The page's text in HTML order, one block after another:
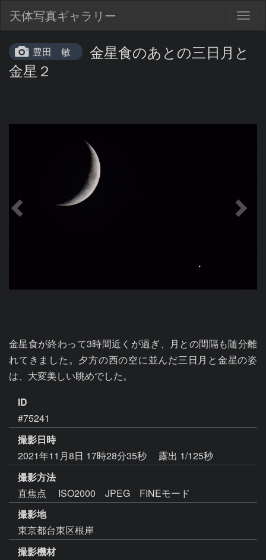
天体写真ギャラリー
豊田 敏
金星食のあとの三日月と
金星２
金星食が終わって3時間近くが過ぎ、月との間隔も随分離
れてきました。夕方の西の空に並んだ三日月と金星の姿
は、大変美しい眺めでした。
ID
#75241
撮影日時
2021年11月8日 17時28分35秒
露出 1/125秒
撮影方法
直焦点 ISO2000 JPEG FINEモード
撮影地
東京都台東区根岸
撮影機材